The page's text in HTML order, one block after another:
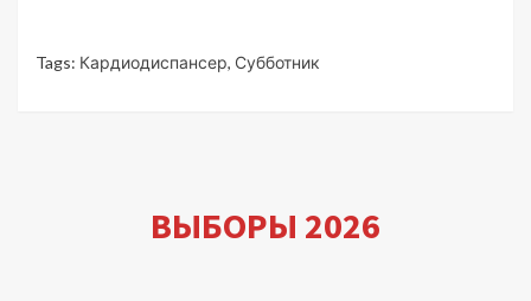
Tags: Кардиодиспансер, Субботник
ВЫБОРЫ 2026